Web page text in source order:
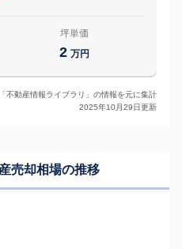
坪単価
2 万円
「不動産情報ライブラリ」の情報を元に集計
2025年10月29日更新
売却相場の推移